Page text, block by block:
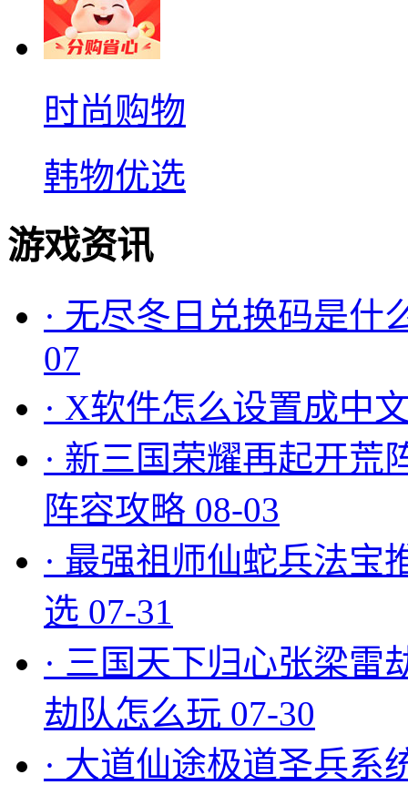
时尚购物
韩物优选
游戏资讯
· 无尽冬日兑换码是什
07
· X软件怎么设置成中
· 新三国荣耀再起开荒
阵容攻略 08-03
· 最强祖师仙蛇兵法宝
选 07-31
· 三国天下归心张梁雷
劫队怎么玩 07-30
· 大道仙途极道圣兵系